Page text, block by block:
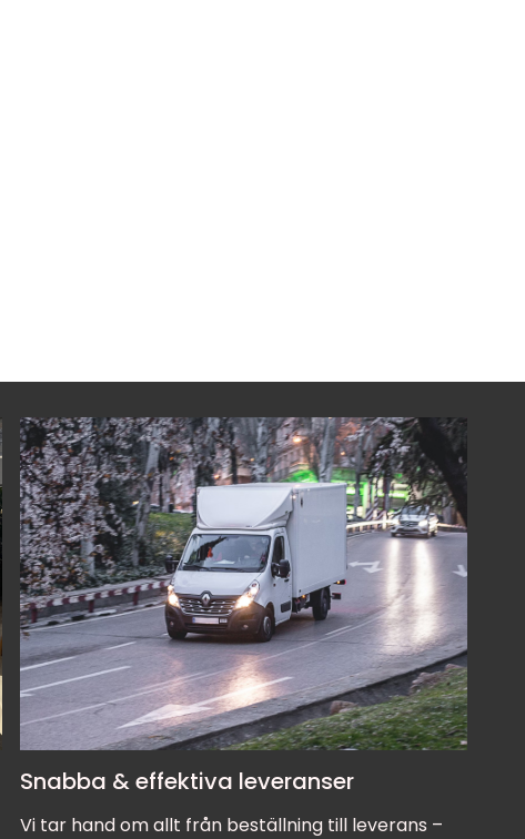
Snabba & effektiva leveranser
Vi tar hand om allt från beställning till leverans –